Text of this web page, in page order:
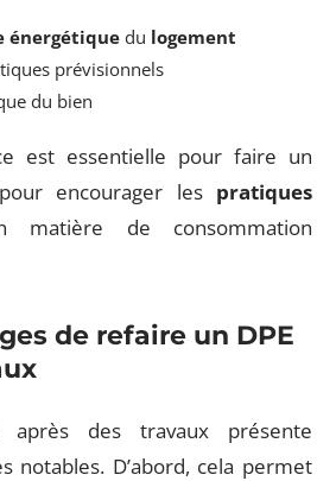
énergétique du logement
prévisionnels
du bien
est essentielle pour faire un
encourager les pratiques
matière de consommation
de refaire un DPE
après des travaux présente
notables. D’abord, cela permet